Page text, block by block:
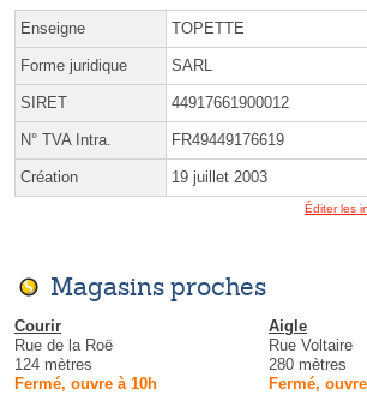
Enseigne TOPETTE
Forme juridique SARL
SIRET 44917661900012
N° TVA Intra. FR49449176619
Création 19 juillet 2003
Éditer les
Magasins proches
Courir
Rue de la Roë
124 mètres
Fermé, ouvre à 10h
Aigle
Rue Voltaire
280 mètres
Fermé,